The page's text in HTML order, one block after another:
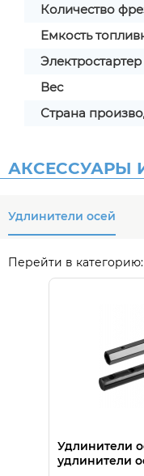
Количество
Емкость
Электростартер
Вес
Страна
АКСЕССУАРЫ
Удлинители осей
Перейти в категорию:
Удлинители
удлинители